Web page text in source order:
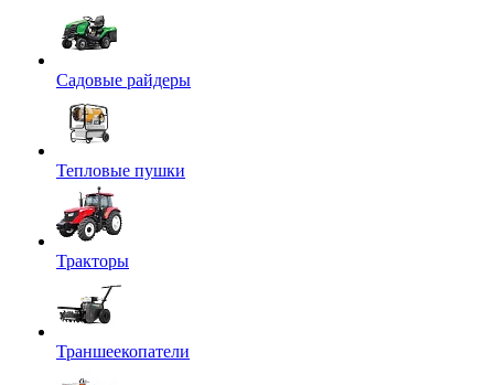
Садовые райдеры
Тепловые пушки
Тракторы
Траншеекопатели